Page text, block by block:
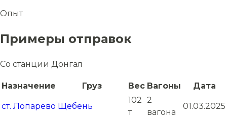
Опыт
Примеры отправок
Со станции Донгал
Назначение Груз Вес Вагоны Дата
ст. Лопарево Щебень
102
т
2
вагона
01.03.2025